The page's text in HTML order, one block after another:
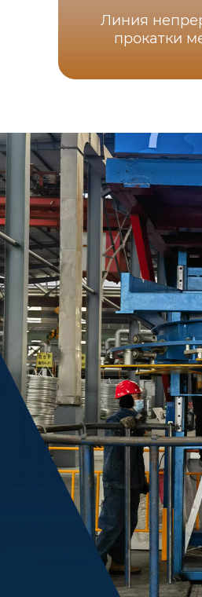
Линия
прокатки